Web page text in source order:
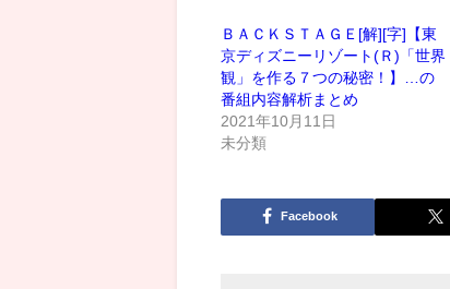
ＢＡＣＫＳＴＡＧＥ[解][字]【東
京ディズニーリゾート(Ｒ)「世界
観」を作る７つの秘密！】…の
番組内容解析まとめ
2021年10月11日
未分類
Facebook